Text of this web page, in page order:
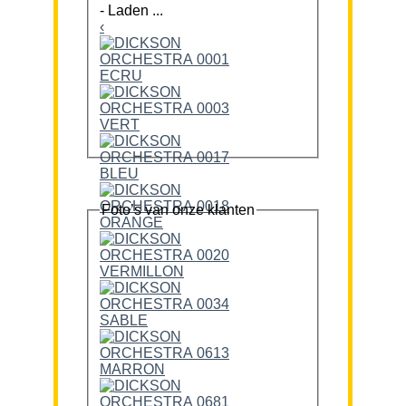
- Laden ...
‹
Foto’s van onze klanten